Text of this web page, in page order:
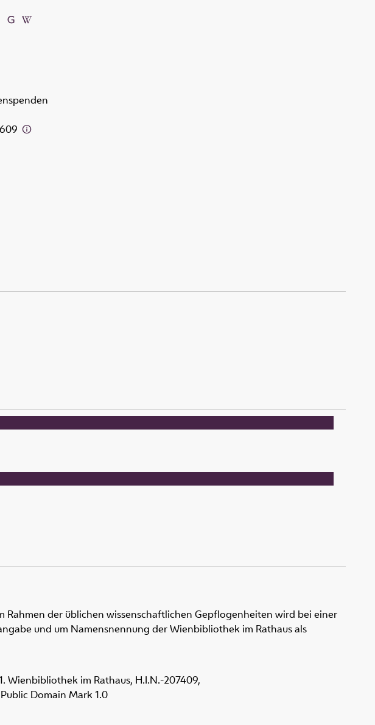
Rahmen der üblichen wissenschaftlichen Gepflogenheiten wird bei einer
und um Namensnennung der Wienbibliothek im Rathaus als
Wienbibliothek im Rathaus, H.I.N.-207409,
Domain Mark 1.0